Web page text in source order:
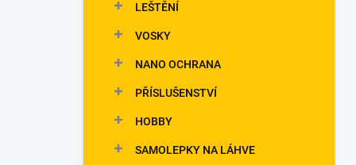
LEŠTĚNÍ
VOSKY
NANO OCHRANA
PŘÍSLUŠENSTVÍ
HOBBY
SAMOLEPKY NA LÁHVE